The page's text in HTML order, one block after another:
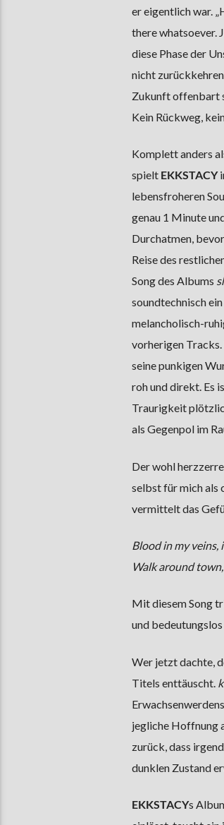
er eigentlich war.
there whatsoever.
diese Phase der
nicht
Zukunft offenbart
Kein Rückweg,
Komplett anders
spielt EKKSTACY
lebensfroheren
genau 1 Minute
Durchatmen,
Reise des
Song des Albums
soundtechnisch
melancholisch-
vorherigen
seine punkigen
roh und direkt. Es
Traurigkeit
als Gegenpol im
Der wohl
selbst für mich als
vermittelt das
Blood in my veins,
Walk around
Mit diesem Song
und bedeutungslos
Wer jetzt dachte,
Titels enttäuscht.
jegliche Hoffnung
zurück, dass
dunklen Zustand
EKKSTACYs